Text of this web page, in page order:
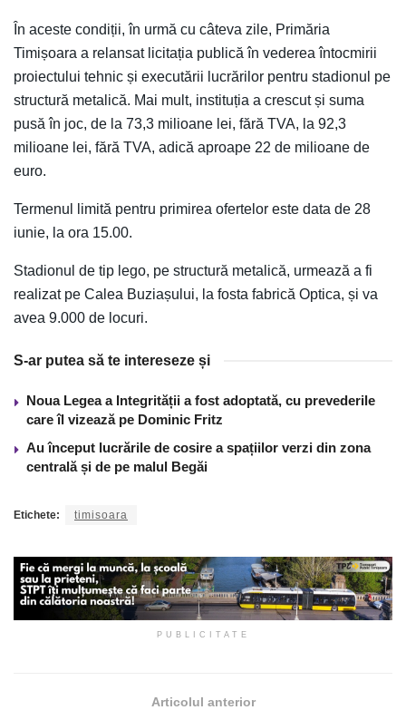
În aceste condiții, în urmă cu câteva zile, Primăria
Timișoara a relansat licitația publică în vederea întocmirii
proiectului tehnic și executării lucrărilor pentru stadionul pe
structură metalică. Mai mult, instituția a crescut și suma
pusă în joc, de la 73,3 milioane lei, fără TVA, la 92,3
milioane lei, fără TVA, adică aproape 22 de milioane de
euro.
Termenul limită pentru primirea ofertelor este data de 28
iunie, la ora 15.00.
Stadionul de tip lego, pe structură metalică, urmează a fi
realizat pe Calea Buziașului, la fosta fabrică Optica, și va
avea 9.000 de locuri.
S-ar putea să te intereseze și
Noua Legea a Integrității a fost adoptată, cu prevederile
care îl vizează pe Dominic Fritz
Au început lucrările de cosire a spațiilor verzi din zona
centrală și de pe malul Begăi
Etichete: timisoara
PUBLICITATE
Articolul anterior